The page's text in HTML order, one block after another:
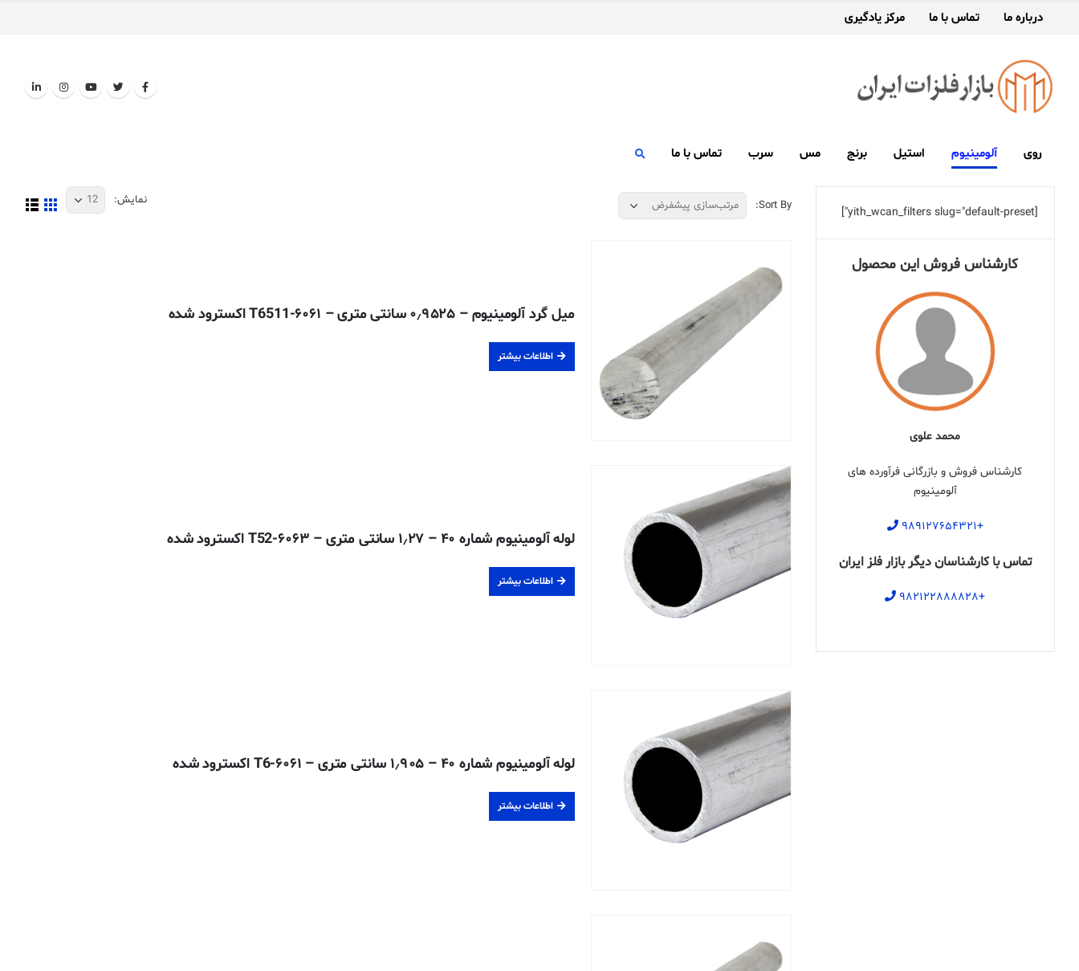
درباره ما تماس با ما مرکز یادگیری
روی آلومینیوم استیل برنج مس سرب تماس با ما
Sort By: نمایش:
میل گرد آلومینیوم – ۰٫۹۵۲۵ سانتی متری – ۶۰۶۱-T6511 اکسترود شده
اطلاعات بیشتر
لوله آلومینیوم شماره ۴۰ – ۱٫۲۷ سانتی متری – ۶۰۶۳-T52 اکسترود شده
اطلاعات بیشتر
لوله آلومینیوم شماره ۴۰ – ۱٫۹۰۵ سانتی متری – ۶۰۶۱-T6 اکسترود شده
اطلاعات بیشتر
[yith_wcan_filters slug="default-preset"]
کارشناس فروش این محصول
محمد علوی
کارشناس فروش و بازرگانی فرآورده های
آلومینیوم
+۹۸۹۱۲۷۶۵۴۳۲۱
تماس با کارشناسان دیگر بازار فلز ایران
+۹۸۲۱۲۲۸۸۸۸۲۸